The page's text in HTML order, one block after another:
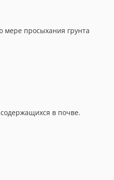
мере просыхания грунта
в почве.